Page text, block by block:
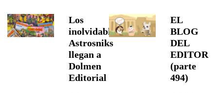
Los
inolvidables
Astrosniks
llegan a
Dolmen
Editorial
EL
BLOG
DEL
EDITOR
(parte
494)